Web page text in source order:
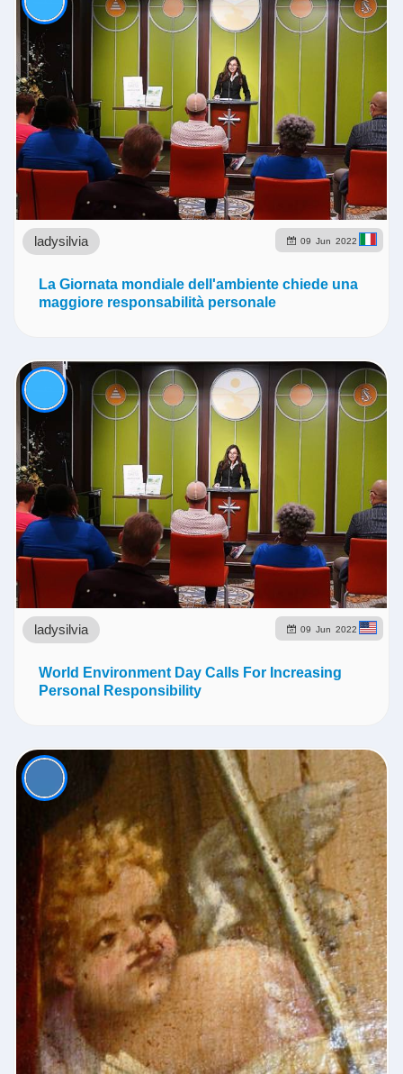
09 Jun 2022
ladysilvia
La Giornata mondiale dell'ambiente chiede una
maggiore responsabilità personale
09 Jun 2022
ladysilvia
World Environment Day Calls For Increasing
Personal Responsibility